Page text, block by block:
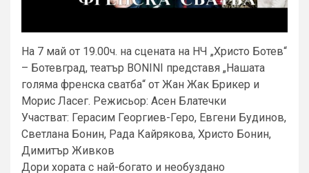
На 7 май от 19.00ч. на сцената на НЧ „Христо Ботев“
– Ботевград, театър BONINI представя „Нашата
голяма френска сватба“ от Жан Жак Брикер и
Морис Ласег. Режисьор: Асен Блатечки
Участват: Герасим Георгиев-Геро, Евгени Будинов,
Светлана Бонин, Рада Кайрякова, Христо Бонин,
Димитър Живков
Дори хората с най-богато и необуздано